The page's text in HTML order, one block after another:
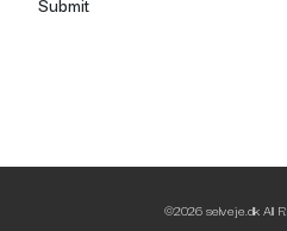
©2026selveje.dkAll